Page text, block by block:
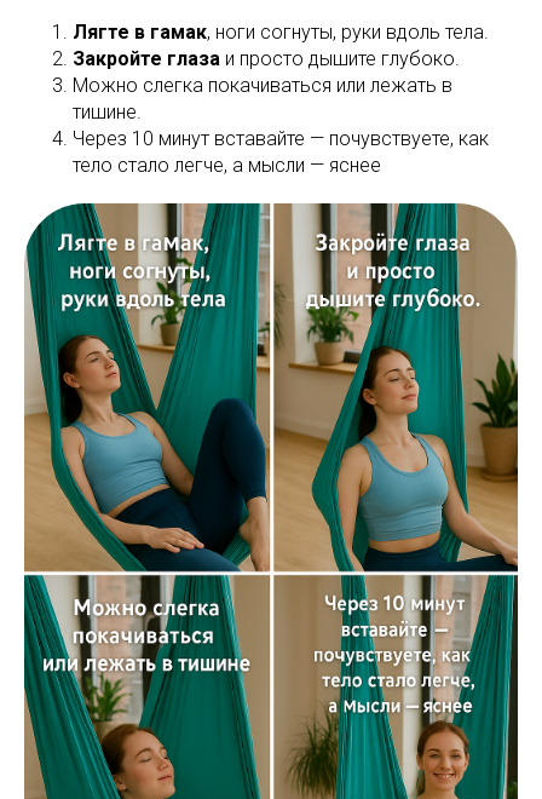
Лягте в гамак, ноги согнуты, руки вдоль тела.
Закройте глаза и просто дышите глубоко.
Можно слегка покачиваться или лежать в
тишине.
Через 10 минут вставайте — почувствуете, как
тело стало легче, а мысли — яснее